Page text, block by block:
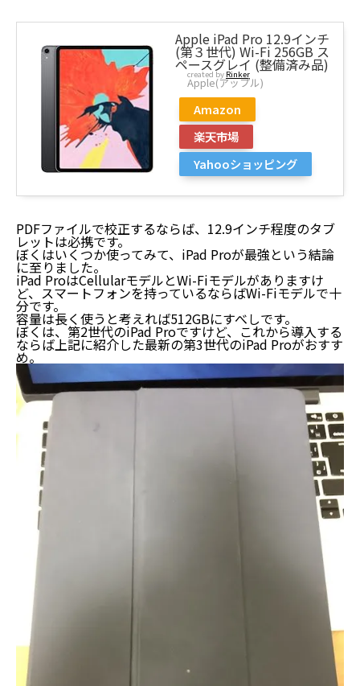
Apple iPad Pro 12.9インチ
(第３世代) Wi-Fi 256GB ス
ペースグレイ (整備済み品)
created by Rinker
Apple(アップル)
Amazon
楽天市場
Yahooショッピング
PDFファイルで校正するならば、12.9インチ程度のタブ
レットは必携です。
ぼくはいくつか使ってみて、iPad Proが最強という結論
に至りました。
iPad ProはCellularモデルとWi-Fiモデルがありますけ
ど、スマートフォンを持っているならばWi-Fiモデルで十
分です。
容量は長く使うと考えれば512GBにすべしです。
ぼくは、第2世代のiPad Proですけど、これから導入する
ならば上記に紹介した最新の第3世代のiPad Proがおすす
め。